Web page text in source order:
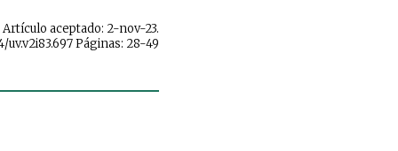
aceptado: 2-nov-23.
uv.v2i83.697 Páginas: 28-49